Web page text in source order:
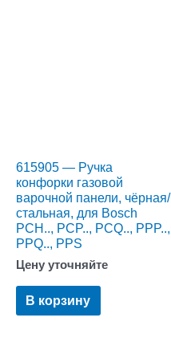
615905 — Ручка
конфорки газовой
варочной панели, чёрная/
стальная, для Bosch
PCH.., PCP.., PCQ.., PPP..,
PPQ.., PPS
Цену уточняйте
В корзину